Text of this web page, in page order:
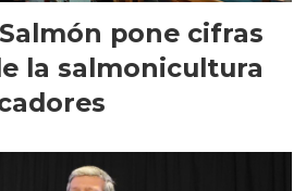
pone cifras
la salmonicultura